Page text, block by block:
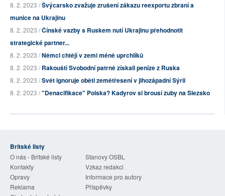
8. 2. 2023 /Švýcarsko zvažuje zrušení zákazu reexportu zbraní a
munice na Ukrajinu
8. 2. 2023 /Čínské vazby s Ruskem nutí Ukrajinu přehodnotit
strategické partner...
8. 2. 2023 /Němci chtějí v zemi méně uprchlíků
8. 2. 2023 /Rakouští Svobodní patrně získali peníze z Ruska
8. 2. 2023 /Svět ignoruje oběti zemětřesení v jihozápadní Sýrii
8. 2. 2023 /"Denacifikace" Polska? Kadyrov si brousí zuby na Slezsko
Britské listy
O nás - Britské listy
Stanovy OSBL
Kontakty
Vzkaz redakci
Opravy
Informace pro autory
Reklama
Příspěvky